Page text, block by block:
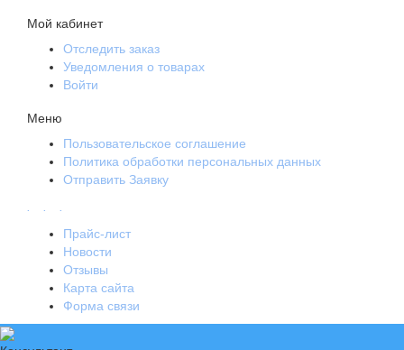
Мой кабинет
Отследить заказ
Уведомления о товарах
Войти
Меню
Пользовательское соглашение
Политика обработки персональных данных
Отправить Заявку
Прайс-лист
Новости
Отзывы
Карта сайта
Форма связи